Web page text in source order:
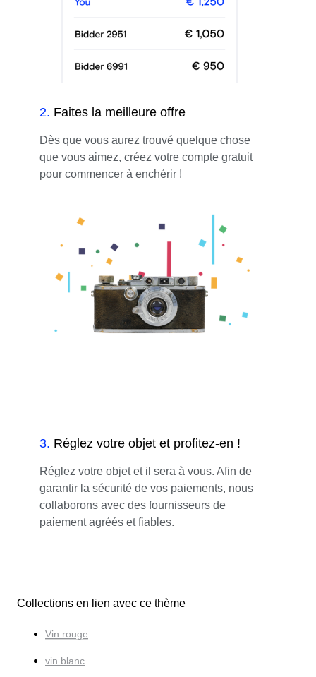
2. Faites la meilleure offre
Dès que vous aurez trouvé quelque chose
que vous aimez, créez votre compte gratuit
pour commencer à enchérir !
3. Réglez votre objet et profitez-en !
Réglez votre objet et il sera à vous. Afin de
garantir la sécurité de vos paiements, nous
collaborons avec des fournisseurs de
paiement agréés et fiables.
Collections en lien avec ce thème
Vin rouge
vin blanc